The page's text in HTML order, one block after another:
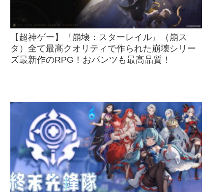
【超神ゲー】『崩壊：スターレイル』（崩ス
タ）全て最高クオリティで作られた崩壊シリー
ズ最新作のRPG！おパンツも最高品質！